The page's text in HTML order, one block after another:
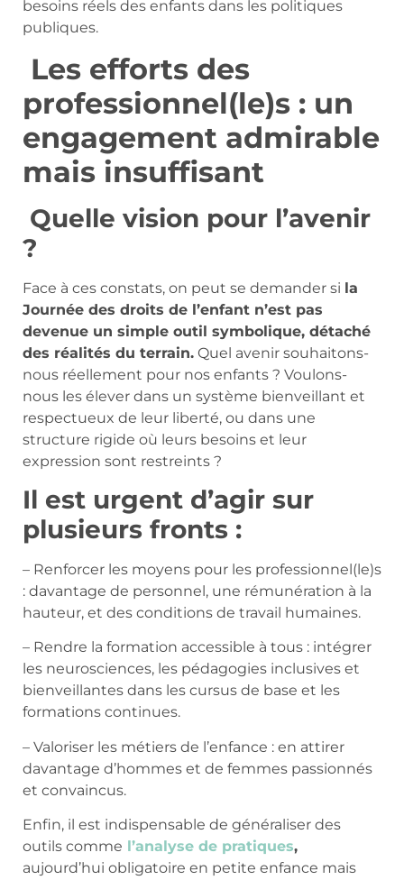
besoins réels des enfants dans les politiques
publiques.
Les efforts des
professionnel(le)s : un
engagement admirable
mais insuffisant
Quelle vision pour l’avenir
?
Face à ces constats, on peut se demander si la
Journée des droits de l’enfant n’est pas
devenue un simple outil symbolique, détaché
des réalités du terrain. Quel avenir souhaitons-
nous réellement pour nos enfants ? Voulons-
nous les élever dans un système bienveillant et
respectueux de leur liberté, ou dans une
structure rigide où leurs besoins et leur
expression sont restreints ?
Il est urgent d’agir sur
plusieurs fronts :
– Renforcer les moyens pour les professionnel(le)s
: davantage de personnel, une rémunération à la
hauteur, et des conditions de travail humaines.
– Rendre la formation accessible à tous : intégrer
les neurosciences, les pédagogies inclusives et
bienveillantes dans les cursus de base et les
formations continues.
– Valoriser les métiers de l’enfance : en attirer
davantage d’hommes et de femmes passionnés
et convaincus.
Enfin, il est indispensable de généraliser des
outils comme l’analyse de pratiques,
aujourd’hui obligatoire en petite enfance mais